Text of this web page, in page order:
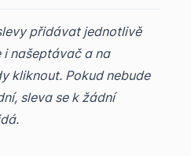
přidávat jednotlivě
našeptávač a na
kliknout. Pokud nebude
sleva se k žádní